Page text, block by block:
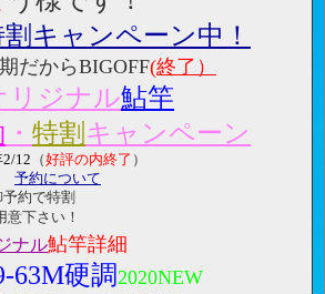
キャンペーン中！
だからBIGOFF(終了）
リジナル鮎竿
・ 特割 キャンペーン
12 （好評の内終了 ）
予約について
約で特割
意下さい！
ナル鮎竿詳細
63M硬調2020NEW